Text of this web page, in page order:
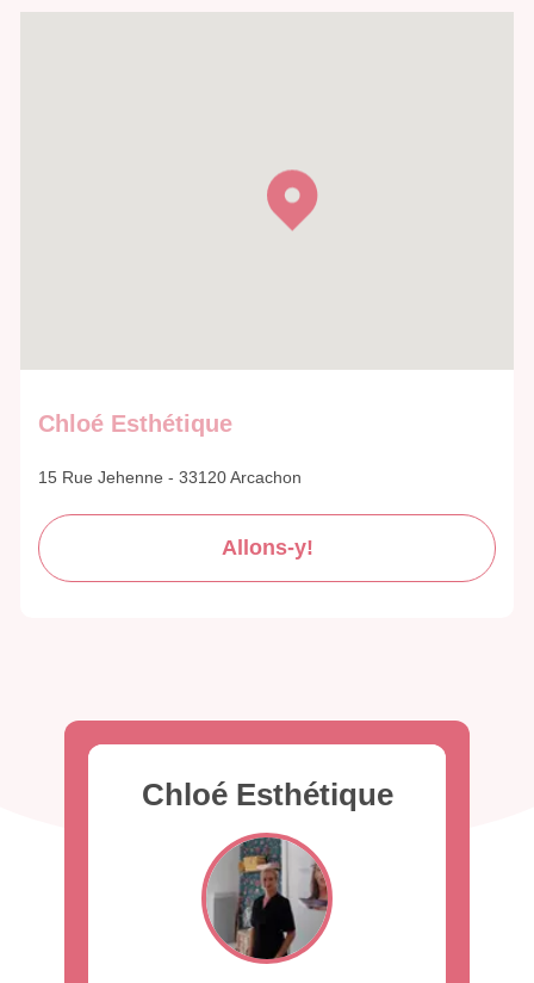
Chloé Esthétique
15 Rue Jehenne - 33120 Arcachon
Allons-y!
Chloé Esthétique